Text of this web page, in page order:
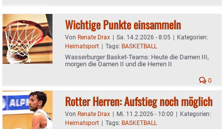
Wichtige Punkte einsammeln
Von Renate Drax | Sa. 14.2.2026 - 8:05 | Kategorien:
Heimatsport | Tags: BASKETBALL
Wasserburger Basket-Teams: Heute die Damen III,
morgen die Damen II und die Herren II
0
Rotter Herren: Aufstieg noch möglich
Von Renate Drax | Mi. 11.2.2026 - 10:00 | Kategorien:
Heimatsport | Tags: BASKETBALL